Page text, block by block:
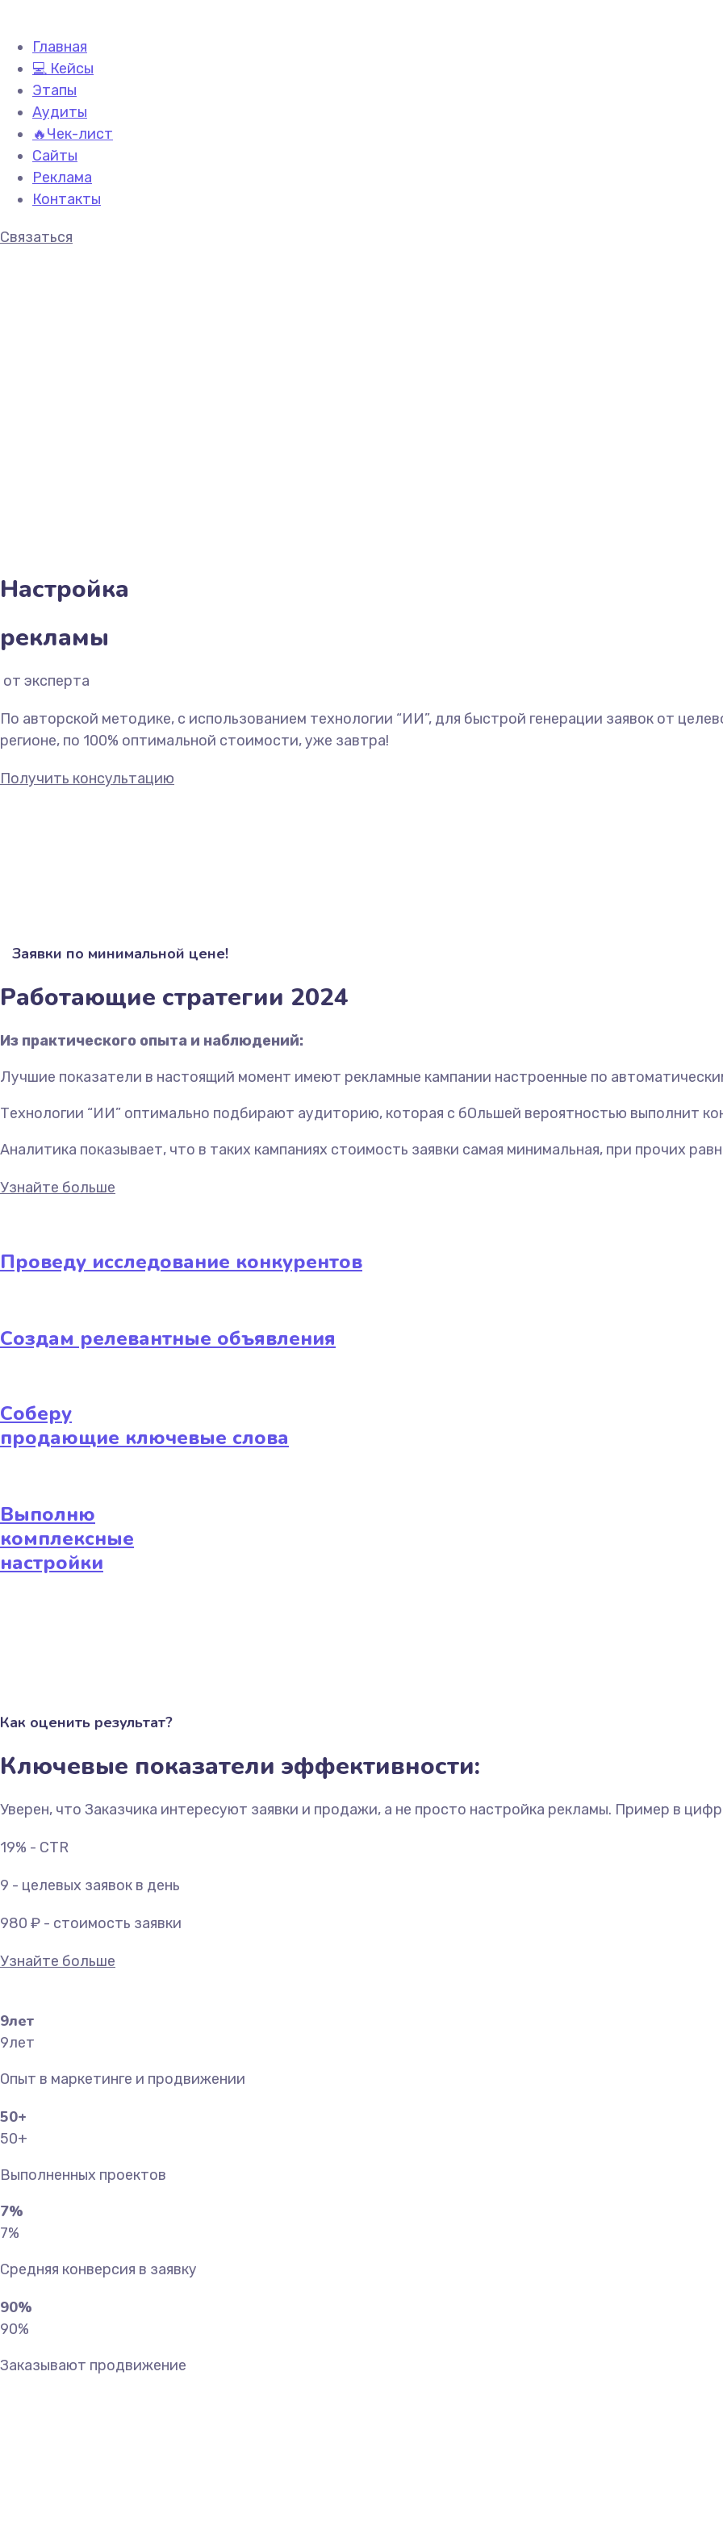
Главная
💻 Кейсы
Этапы
Аудиты
🔥Чек-лист
Сайты
Реклама
Контакты
Связаться
Настройка
рекламы
По авторской методике, с использованием технологии “ИИ”, для быстрой генерации заявок от
регионе, по 100% оптимальной стоимости, уже завтра!
Получить консультацию
Заявки по минимальной цене!
Работающие стратегии 2024
Из практического опыта и наблюдений:
Лучшие показатели в настоящий момент имеют рекламные кампании настроенные по
Технологии “ИИ” оптимально подбирают аудиторию, которая с бОльшей вероятностью выполнит
Аналитика показывает, что в таких кампаниях стоимость заявки самая минимальная, при прочих
Узнайте больше
Проведу исследование конкурентов
Создам релевантные объявления
Соберу
продающие ключевые слова
Выполню
комплексные
настройки
Как оценить результат?
Ключевые показатели эффективности:
Уверен, что Заказчика интересуют заявки и продажи, а не просто настройка рекламы. Пример в
19% - CTR
9 - целевых заявок в день
980 ₽ - стоимость заявки
Узнайте больше
9лет
9лет
Опыт в маркетинге и продвижении
50+
50+
Выполненных проектов
7%
7%
Средняя конверсия в заявку
90%
90%
Заказывают продвижение